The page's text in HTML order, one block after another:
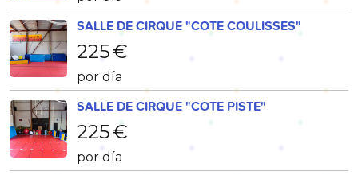
SALLE DE CIRQUE "COTE COULISSES"
225 €
por día
SALLE DE CIRQUE "COTE PISTE"
225 €
por día